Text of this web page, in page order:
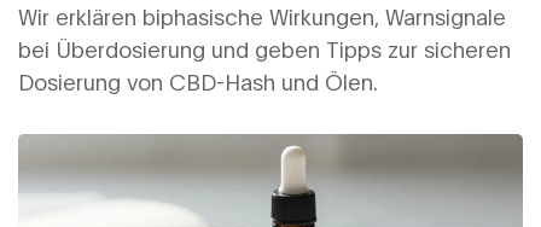
Wir erklären biphasische Wirkungen, Warnsignale
bei Überdosierung und geben Tipps zur sicheren
Dosierung von CBD-Hash und Ölen.